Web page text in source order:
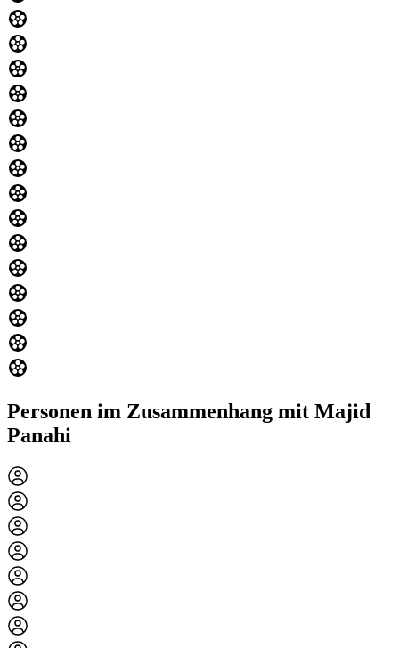
Personen im Zusammenhang mit Majid
Panahi